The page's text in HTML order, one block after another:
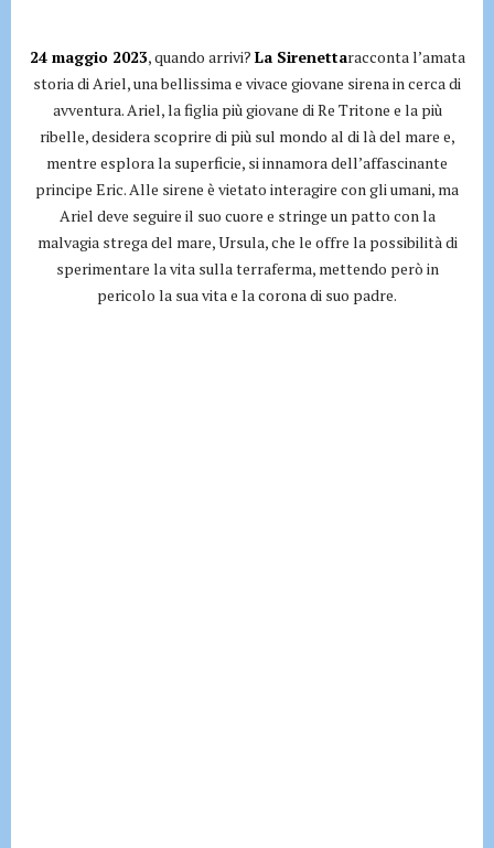
24 maggio 2023, quando arrivi? La Sirenettaracconta l’amata
storia di Ariel, una bellissima e vivace giovane sirena in cerca di
avventura. Ariel, la figlia più giovane di Re Tritone e la più
ribelle, desidera scoprire di più sul mondo al di là del mare e,
mentre esplora la superficie, si innamora dell’affascinante
principe Eric. Alle sirene è vietato interagire con gli umani, ma
Ariel deve seguire il suo cuore e stringe un patto con la
malvagia strega del mare, Ursula, che le offre la possibilità di
sperimentare la vita sulla terraferma, mettendo però in
pericolo la sua vita e la corona di suo padre.